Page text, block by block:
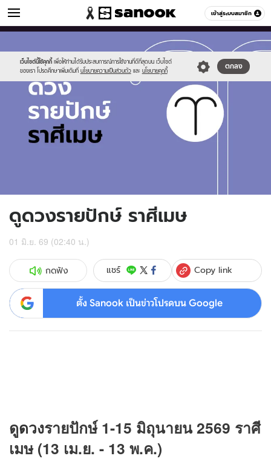
เข้าสู่ระบบสมาชิก
ดูดวง หมวดอื่นๆ
เว็บไซต์นี้ใช้คุกกี้ เพื่อให้ท่านได้รับประสบการณ์การใช้งานที่ดีที่สุดบน เว็บไซต์
ของเรา โปรดศึกษาเพิ่มเติมที่ นโยบายความเป็นส่วนตัว และ นโยบายคุกกี้
ตกลง
new-
sanook.png
//s.isanook.com/ho/0/ud/fxd/fortnightly/fortnightly-
aries.jpg
ดูดวงรายปักษ์ ราศีเมษ
01 มิ.ย. 69 (02:40 น.)
กดฟัง แชร์ Copy link
ตั้ง Sanook เป็นข่าวโปรดบน Google
ดูดวงรายปักษ์1-15 มิถุนายน2569 ราศี
เมษ (13 เม.ย. - 13 พ.ค.)